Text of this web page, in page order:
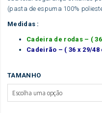
(pasta de espuma 100%
Medidas :
Cadeira de rodas – (
Cadeirão – ( 36 x 29/48
TAMANHO